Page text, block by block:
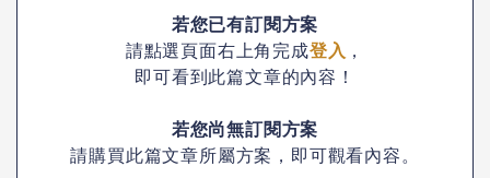
若您已有訂閱方案
請點選頁面右上角完成登入 ，
即可看到此篇文章的內容！
若您尚無訂閱方案
請購買此篇文章所屬方案，即可觀看內容。